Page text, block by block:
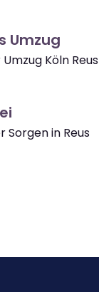
Umzug
Köln Reus
Sorgen in Reus